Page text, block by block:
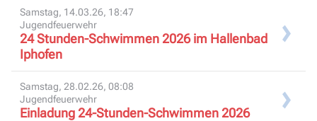
Samstag, 14.03.26, 18:47
Jugendfeuerwehr
24 Stunden-Schwimmen 2026 im Hallenbad
Iphofen
Samstag, 28.02.26, 08:08
Jugendfeuerwehr
Einladung 24-Stunden-Schwimmen 2026